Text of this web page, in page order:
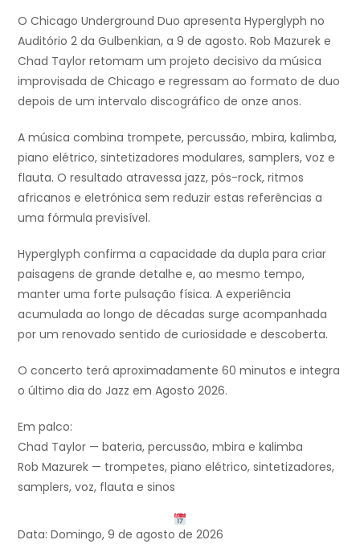
O Chicago Underground Duo apresenta Hyperglyph no
Auditório 2 da Gulbenkian, a 9 de agosto. Rob Mazurek e
Chad Taylor retomam um projeto decisivo da música
improvisada de Chicago e regressam ao formato de duo
depois de um intervalo discográfico de onze anos.
A música combina trompete, percussão, mbira, kalimba,
piano elétrico, sintetizadores modulares, samplers, voz e
flauta. O resultado atravessa jazz, pós-rock, ritmos
africanos e eletrónica sem reduzir estas referências a
uma fórmula previsível.
Hyperglyph confirma a capacidade da dupla para criar
paisagens de grande detalhe e, ao mesmo tempo,
manter uma forte pulsação física. A experiência
acumulada ao longo de décadas surge acompanhada
por um renovado sentido de curiosidade e descoberta.
O concerto terá aproximadamente 60 minutos e integra
o último dia do Jazz em Agosto 2026.
Em palco:
Chad Taylor — bateria, percussão, mbira e kalimba
Rob Mazurek — trompetes, piano elétrico, sintetizadores,
samplers, voz, flauta e sinos
Data: Domingo, 9 de agosto de 2026